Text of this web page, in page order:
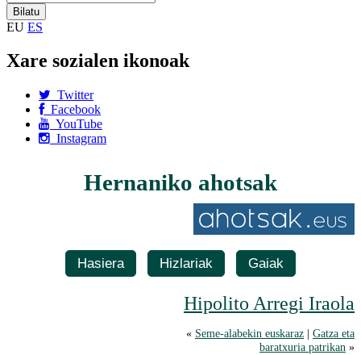
EU ES
Xare sozialen ikonoak
Twitter
Facebook
YouTube
Instagram
Hernaniko ahotsak
Hasiera Hizlariak Gaiak
Hipolito Arregi Iraola
« Seme-alabekin euskaraz | Gatza eta
baratxuria patrikan »